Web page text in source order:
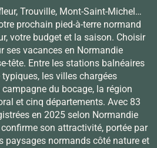
Trouville, Mont-Saint-Michel…
prochain pied-à-terre normand
votre budget et la saison. Choisir
ses vacances en Normandie
tête. Entre les stations balnéaires
les villes chargées
du bocage, la région
et cinq départements. Avec 83
en 2025 selon Normandie
son attractivité, portée par
paysages normands côté nature et